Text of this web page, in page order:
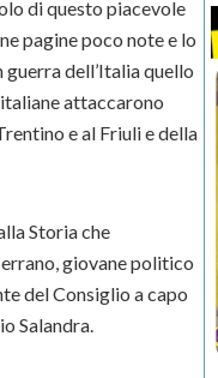
di questo piacevole
pagine poco note e lo
dell’Italia quello
attaccarono
e al Friuli e della
Storia che
giovane politico
del Consiglio a capo
Salandra.